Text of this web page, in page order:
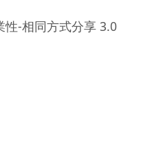
性-相同方式分享 3.0